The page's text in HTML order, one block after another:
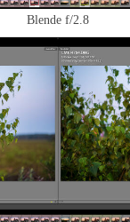
Blende f/2.8